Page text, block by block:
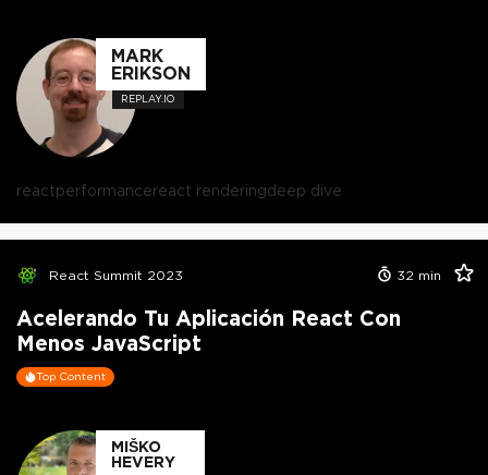
MARK
ERIKSON
REPLAY.IO
reactperformancereact renderingdeep dive
React Summit 2023 32 min
Acelerando Tu Aplicación React Con
Menos JavaScript
Top Content
MIŠKO
HEVERY